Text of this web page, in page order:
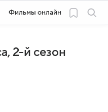
Фильмы онлайн
2-й сезон